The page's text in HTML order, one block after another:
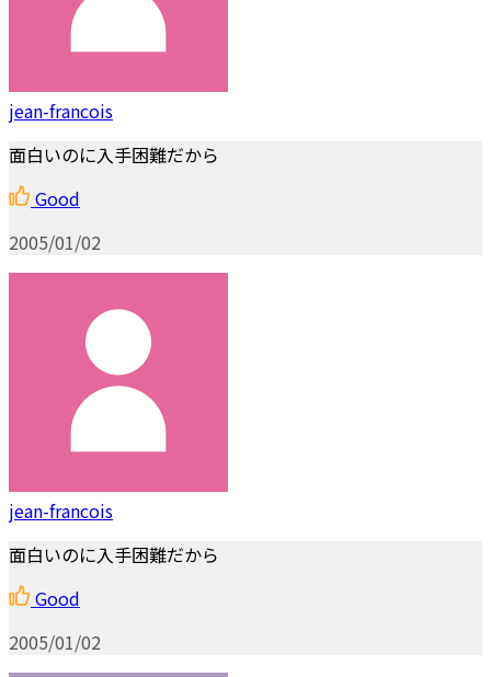
jean-francois
面白いのに入手困難だから
Good
2005/01/02
jean-francois
面白いのに入手困難だから
Good
2005/01/02